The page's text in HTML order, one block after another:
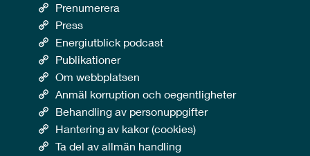
Prenumerera
Press
Energiutblick podcast
Publikationer
Om webbplatsen
Anmäl korruption och oegentligheter
Behandling av personuppgifter
Hantering av kakor (cookies)
Ta del av allmän handling